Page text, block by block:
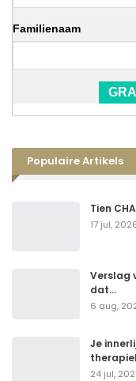
Familienaam
Populaire Artikels
Tien
17 jul,
Verslag
dat…
6 aug,
Je
24 jul,